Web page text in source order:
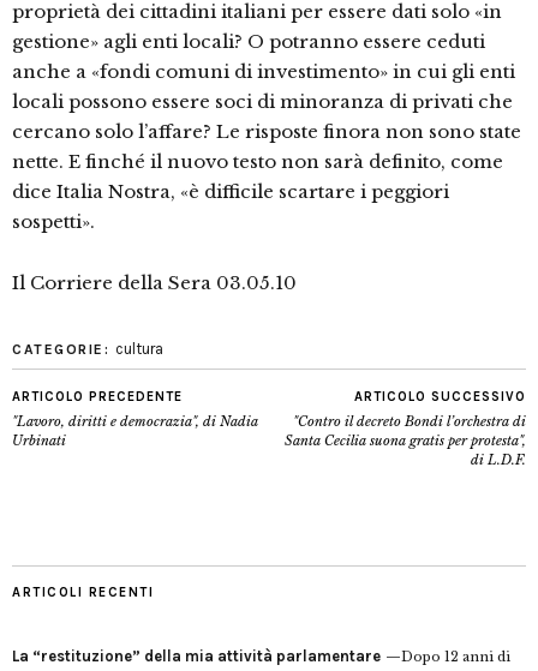
proprietà dei cittadini italiani per essere dati solo «in
gestione» agli enti locali? O potranno essere ceduti
anche a «fondi comuni di investimento» in cui gli enti
locali possono essere soci di minoranza di privati che
cercano solo l’affare? Le risposte finora non sono state
nette. E finché il nuovo testo non sarà definito, come
dice Italia Nostra, «è difficile scartare i peggiori
sospetti».
Il Corriere della Sera 03.05.10
CATEGORIE: cultura
ARTICOLO PRECEDENTE
"Lavoro, diritti e democrazia", di Nadia
Urbinati
ARTICOLO SUCCESSIVO
"Contro il decreto Bondi l’orchestra di
Santa Cecilia suona gratis per protesta",
di L.D.F.
ARTICOLI RECENTI
La “restituzione” della mia attività parlamentare
Dopo 12 anni di